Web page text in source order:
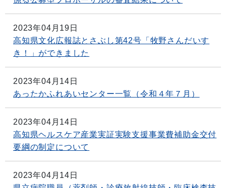
2023年04月19日
高知県文化広報誌とさぶし第42号「牧野さんだいす
き！」ができました
2023年04月14日
あったかふれあいセンター一覧（令和４年７月）
2023年04月14日
高知県ヘルスケア産業実証実験支援事業費補助金交付
要綱の制定について
2023年04月14日